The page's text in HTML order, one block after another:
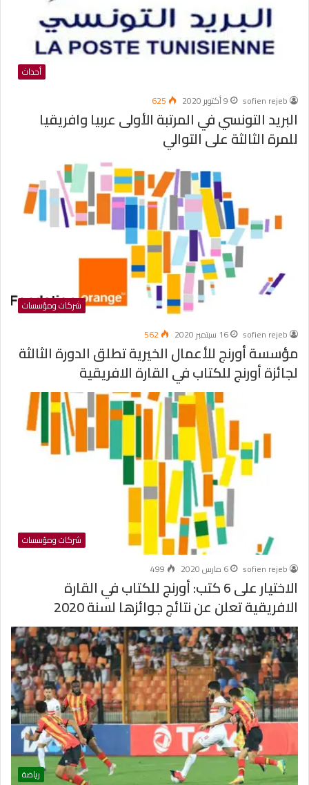
أحداث
sofien rejeb
9 أكتوبر 2020 625
البريد التونسي في المرتبة الأولى عربيا وافريقيا
للمرة الثالثة على التوالي
شركات ومؤسسات
sofien rejeb
16 سبتمبر 2020 562
مؤسسة أورنج للأعمال الخيرية تطلق الدورة الثالثة
لجائزة أورنج للكتاب في القارة الافريقية
شركات ومؤسسات
sofien rejeb
6 مارس 2020 499
الاختيار على 6 كتب: أورنج للكتاب في القارة
الافريقية تعلن عن نتائج جوائزها لسنة 2020
رياضة